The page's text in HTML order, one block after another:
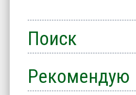
Поиск
Рекомендую